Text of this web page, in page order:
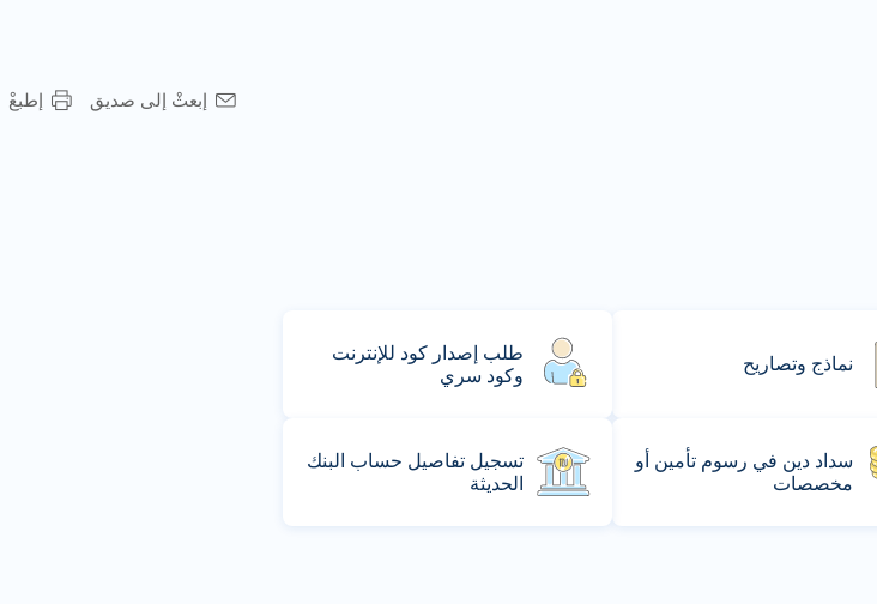
إطبعْ إبعثْ إلى صديق
نماذج وتصاريح
طلب إصدار كود للإنترنت
وكود سري
سداد دين في رسوم تأمين أو
مخصصات
تسجيل تفاصيل حساب البنك
الحديثة